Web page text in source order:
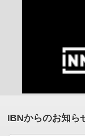
IBNからのお知ら